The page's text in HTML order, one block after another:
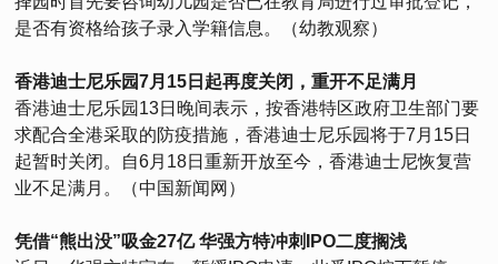
是否有资格给孩子录入学籍信息。（幼教观察）
香港迪士尼乐园7月15日起再度关闭，重开不足满月
香港迪士尼乐园13日晚间表示，按香港特区政府卫生部门要
求配合全港采取的防疫措施，香港迪士尼乐园将于7月15日
起暂时关闭。自6月18日重新开放至今，香港迪士尼恢复营
业不足满月。（中国新闻网）
凭借“熊出没”吸金27亿 华强方特冲刺IPO二度搁浅